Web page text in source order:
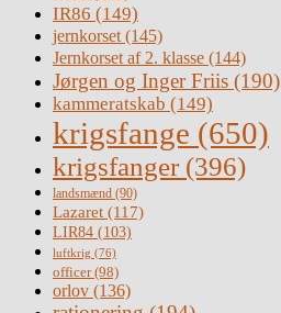
IR86 (149)
jernkorset(145)
Jernkorset af 2. klasse (144)
Jørgen og Inger Friis (190)
kammeratskab (149)
krigsfange (650)
krigsfanger (396)
landsmænd (90)
Lazaret (117)
LIR84 (103)
luftkrig (76)
officer(98)
orlov (136)